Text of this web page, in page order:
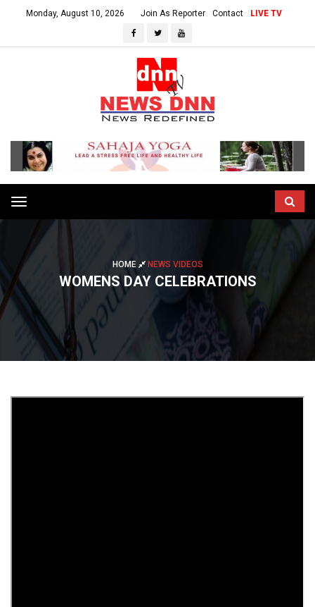
Monday, August 10, 2026 Join As Reporter Contact LIVE TV
Toggle
navigation
HOME NEWS VIDEOS
WOMENS DAY CELEBRATIONS